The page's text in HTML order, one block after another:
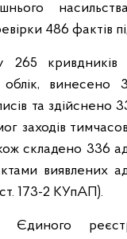
486 фактів
265 кривдників
облік, винесено
та здійснено
заходів
складено 336
виявлених
173-2 КУпАП).